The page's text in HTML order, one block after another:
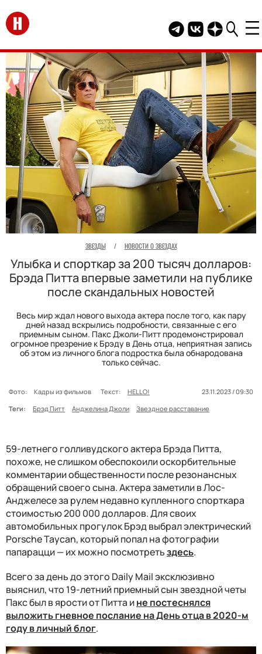
Перейти на главную
Telegram канал
Группа HELLO
Канал
ЗВЕЗДЫ / НОВОСТИ О ЗВЕЗДАХ
Улыбка и спорткар за 200 тысяч долларов:
Брэда Питта впервые заметили на публике
после скандальных новостей
Весь мир ждал нового выхода актера после того, как пару
дней назад вскрылись подробности, связанные с его
приемным сыном. Пакс Джоли-Питт продемонстрировал
огромное презрение к Брэду в День отца, неприятная запись
об этом из личного блога подростка была обнародована
только сейчас.
Фото: Кадры из фильмов Текст: HELLO!
23.11.2023 / 09:30
Теги:
Брэд Питт Анджелина Джоли Звездное расставание
59-летнего голливудского актера Брэда Питта,
похоже, не слишком обеспокоили оскорбительные
комментарии общественности после резонансных
обращений своего сына. Актера заметили в Лос-
Анджелесе за рулем недавно купленного спорткара
стоимостью 200 000 долларов. Для своих
автомобильных прогулок Брэд выбрал электрический
Porsche Taycan, который попал на фотографии
папарацци — их можно посмотретьздесь.
Всего за день до этого Daily Mail эксклюзивно
выяснил, что 19-летний приемный сын звездной четы
Пакс был в ярости от Питта ине постеснялся
выложить гневное послание на День отца в 2020-м
году в личный блог.